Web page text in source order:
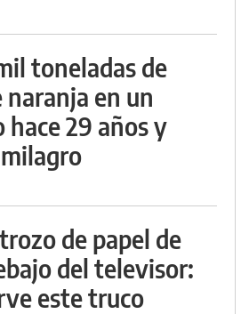
toneladas de
naranja en un
hace 29 años y
de papel de
del televisor:
este truco